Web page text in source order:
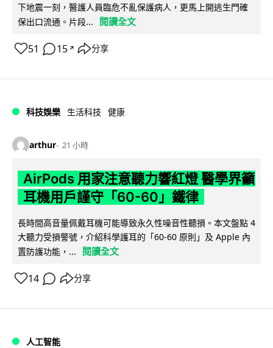
下地震一刻，醫護人員臨危不亂保護病人，更馬上開逃生門確
保出口流通。片段...
閱讀全文
51 15 ↗ 分享
科技娛樂 生活科技 健康
arthur 21 小時
AirPods 用家注意聽力響紅燈 醫學界籲
耳機用戶謹守「60-60」鐵律
長時間高音量佩戴耳機可能導致永久性噪音性聽損。本文盤點 4
大聽力受損警號，介紹科學護耳的「60-60 原則」及 Apple 內
置防護功能，...
閱讀全文
14 分享
人工智能